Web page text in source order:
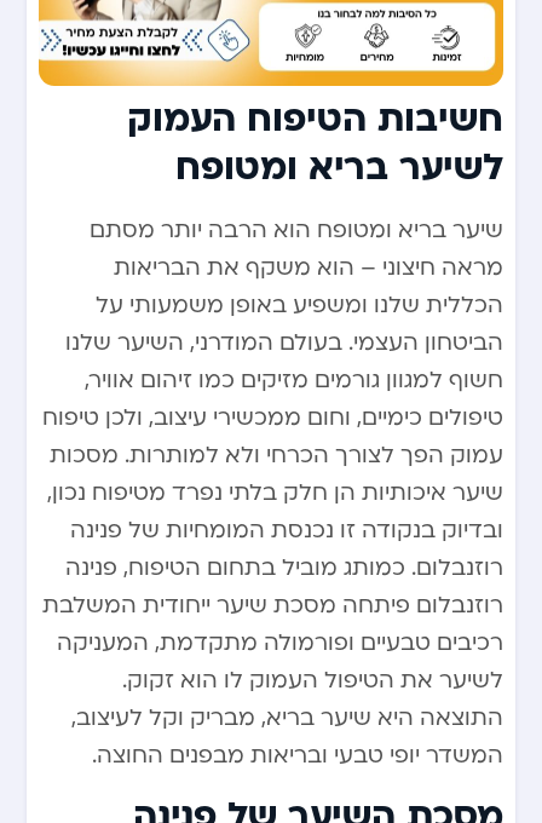
חשיבות הטיפוח העמוק
לשיער בריא ומטופח
שיער בריא ומטופח הוא הרבה יותר מסתם
מראה חיצוני – הוא משקף את הבריאות
הכללית שלנו ומשפיע באופן משמעותי על
הביטחון העצמי. בעולם המודרני, השיער שלנו
חשוף למגוון גורמים מזיקים כמו זיהום אוויר,
טיפולים כימיים, וחום ממכשירי עיצוב, ולכן טיפוח
עמוק הפך לצורך הכרחי ולא למותרות. מסכות
שיער איכותיות הן חלק בלתי נפרד מטיפוח נכון,
ובדיוק בנקודה זו נכנסת המומחיות של פנינה
רוזנבלום. כמותג מוביל בתחום הטיפוח, פנינה
רוזנבלום פיתחה מסכת שיער ייחודית המשלבת
רכיבים טבעיים ופורמולה מתקדמת, המעניקה
לשיער את הטיפול העמוק לו הוא זקוק.
התוצאה היא שיער בריא, מבריק וקל לעיצוב,
המשדר יופי טבעי ובריאות מבפנים החוצה.